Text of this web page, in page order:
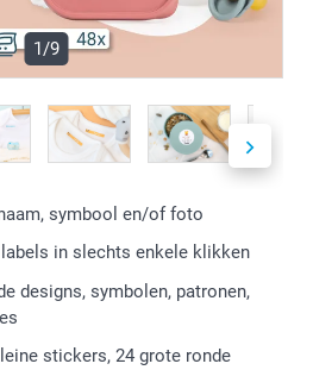
1/9
symbool en/of foto
in slechts enkele klikken
designs, symbolen, patronen,
stickers, 24 grote ronde